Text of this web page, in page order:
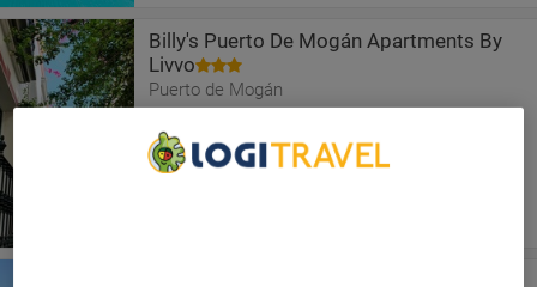
Billy's Puerto De Mogán Apartments By
Livvo
Puerto de Mogán